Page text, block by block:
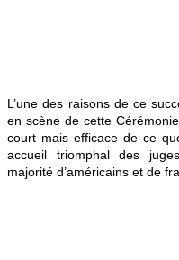
L’une des raisons de ce
en scène de cette
court mais efficace de ce
accueil triomphal des
majorité d’américains et de